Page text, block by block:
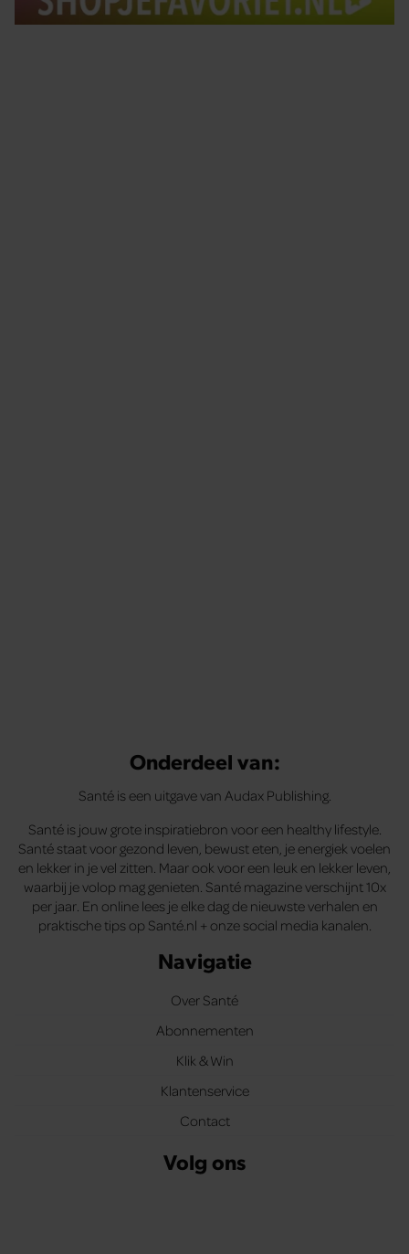
Onderdeel van:
Santé is een uitgave van Audax Publishing.
Santé is jouw grote inspiratiebron voor een healthy lifestyle.
Santé staat voor gezond leven, bewust eten, je energiek voelen
en lekker in je vel zitten. Maar ook voor een leuk en lekker leven,
waarbij je volop mag genieten. Santé magazine verschijnt 10x
per jaar. En online lees je elke dag de nieuwste verhalen en
praktische tips op Santé.nl + onze social media kanalen.
Navigatie
Over Santé
Abonnementen
Klik & Win
Klantenservice
Contact
Volg ons